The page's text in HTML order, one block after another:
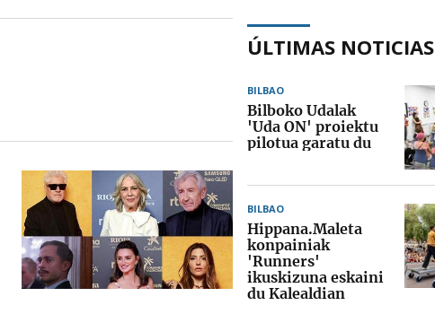
ÚLTIMAS NOTICIAS
BILBAO
Bilboko Udalak
'Uda ON' proiektu
pilotua garatu du
BILBAO
Hippana.Maleta
konpainiak
'Runners'
ikuskizuna eskaini
du Kalealdian